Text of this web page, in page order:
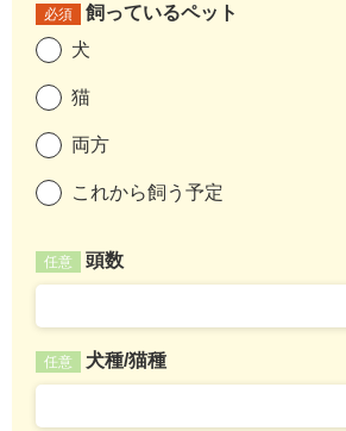
必須
飼っているペット
犬
猫
両方
これから飼う予定
任意 頭数
任意 犬種/猫種